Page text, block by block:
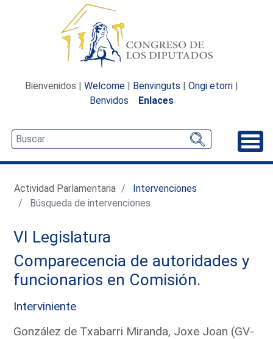
Bienvenidos | Welcome | Benvinguts | Ongi etorri |
Benvidos
Enlaces
Actividad Parlamentaria
Intervenciones
Búsqueda de intervenciones
VI Legislatura
Comparecencia de autoridades y
funcionarios en Comisión.
Interviniente
González de Txabarri Miranda, Joxe Joan (GV-